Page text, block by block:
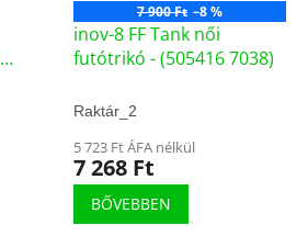
7 900 Ft –8 %
inov-8 FF Tank női
futótrikó - (505416 7038)
Raktár_2
5 723 Ft ÁFA nélkül
7 268 Ft
BŐVEBBEN